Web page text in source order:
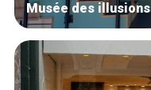
Musée des illusions